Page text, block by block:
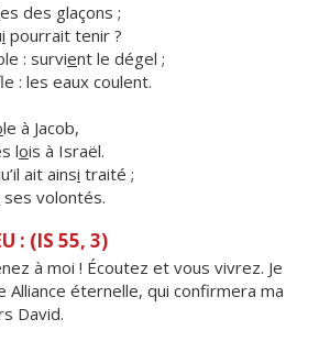
es des glaçons ;
i pourrait tenir ?
: survient le dégel ;
: les eaux coulent.
le à Jacob,
lois à Israël.
ait ainsi traité ;
ses volontés.
: (IS 55, 3)
à moi ! Écoutez et vous vivrez. Je
Alliance éternelle, qui confirmera ma
David.